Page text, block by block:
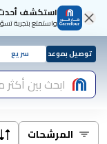
استكشف
واستمتع بتجربة
توصيل بموعد سريع
ابحث بين
المرشحات